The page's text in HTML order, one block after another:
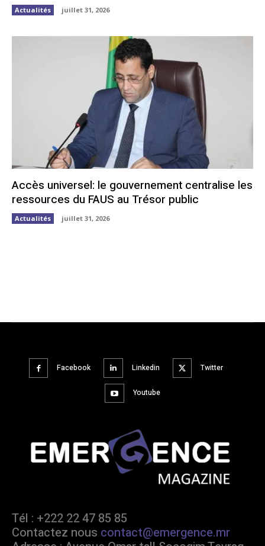
Actualités juillet 31, 2026
Accès universel: le gouvernement centralise les
ressources du FAUS au Trésor public
Actualités juillet 31, 2026
Facebook Linkedin Twitter
Youtube
Tél : +222 22 47 85 85
Contactez nous contact@emergence.mr